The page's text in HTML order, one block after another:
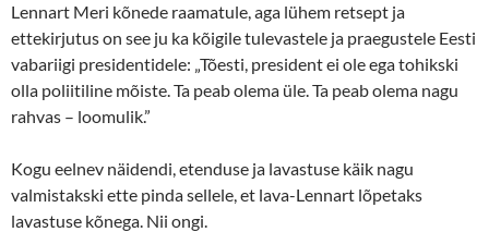
Lennart Meri kõnede raamatule, aga lühem retsept ja
ettekirjutus on see ju ka kõigile tulevastele ja praegustele Eesti
vabariigi presidentidele: „Tõesti, president ei ole ega tohikski
olla poliitiline mõiste. Ta peab olema üle. Ta peab olema nagu
rahvas – loomulik.”
Kogu eelnev näidendi, etenduse ja lavastuse käik nagu
valmistakski ette pinda sellele, et lava-Lennart lõpetaks
lavastuse kõnega. Nii ongi.